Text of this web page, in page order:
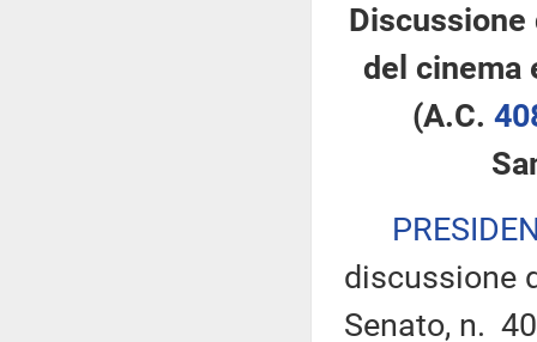
del cinema
(A.C.
discussione
Senato, n.